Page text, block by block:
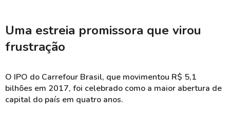
Uma estreia promissora que virou
frustração
O IPO do Carrefour Brasil, que movimentou R$ 5,1
bilhões em 2017, foi celebrado como a maior abertura de
capital do país em quatro anos.